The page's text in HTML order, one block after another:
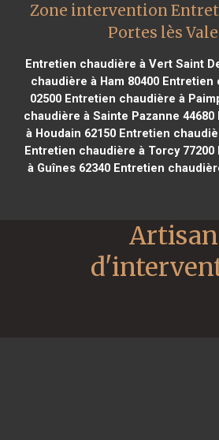
Zone intervention
Portes lès
Entretien chaudière à Vert Saint
chaudière à Ham 80400Entretien
02500 Entretien chaudière à
chaudière à Sainte Pazanne 44680
à Houdain 62150 Entretien
Entretien chaudière à Torcy 77200
à Guînes 62340Entretien
Artisan